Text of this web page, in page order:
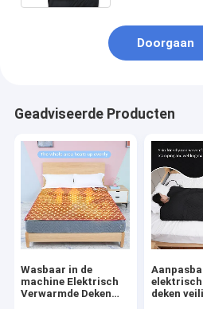
Doorgaan
Geadviseerde Producten
Wasbaar in de
machine Elektrisch
Verwarmde Deken
elektrisch
deken